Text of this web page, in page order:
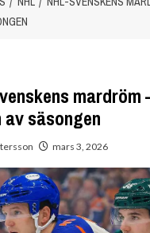
mardröm
av säsongen
mars 3, 2026